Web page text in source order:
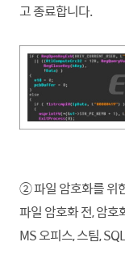
고 종료합니다.
② 파일 암호화를 위
파일 암호화 전, 암
MS 오피스, 스팀,